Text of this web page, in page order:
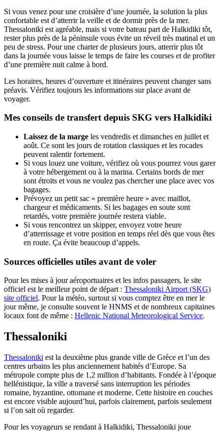
Si vous venez pour une croisière d’une journée, la solution la plus
confortable est d’atterrir la veille et de dormir près de la mer.
Thessaloniki est agréable, mais si votre bateau part de Halkidiki tôt,
rester plus près de la péninsule vous évite un réveil très matinal et un
peu de stress. Pour une charter de plusieurs jours, atterrir plus tôt
dans la journée vous laisse le temps de faire les courses et de profiter
d’une première nuit calme à bord.
Les horaires, heures d’ouverture et itinéraires peuvent changer sans
préavis. Vérifiez toujours les informations sur place avant de
voyager.
Mes conseils de transfert depuis SKG vers Halkidiki
Laissez de la marge les vendredis et dimanches en juillet et
août. Ce sont les jours de rotation classiques et les rocades
peuvent ralentir fortement.
Si vous louez une voiture, vérifiez où vous pourrez vous garer
à votre hébergement ou à la marina. Certains bords de mer
sont étroits et vous ne voulez pas chercher une place avec vos
bagages.
Prévoyez un petit sac « première heure » avec maillot,
chargeur et médicaments. Si les bagages en soute sont
retardés, votre première journée restera viable.
Si vous rencontrez un skipper, envoyez votre heure
d’atterrissage et votre position en temps réel dès que vous êtes
en route. Ça évite beaucoup d’appels.
Sources officielles utiles avant de voler
Pour les mises à jour aéroportuaires et les infos passagers, le site
officiel est le meilleur point de départ : Thessaloniki Airport (SKG)
site officiel. Pour la météo, surtout si vous comptez être en mer le
jour même, je consulte souvent le HNMS et de nombreux capitaines
locaux font de même : Hellenic National Meteorological Service.
Thessaloniki
Thessaloniki est la deuxième plus grande ville de Grèce et l’un des
centres urbains les plus anciennement habités d’Europe. Sa
métropole compte plus de 1,2 million d’habitants. Fondée à l’époque
hellénistique, la ville a traversé sans interruption les périodes
romaine, byzantine, ottomane et moderne. Cette histoire en couches
est encore visible aujourd’hui, parfois clairement, parfois seulement
si l’on sait où regarder.
Pour les voyageurs se rendant à Halkidiki, Thessaloniki joue